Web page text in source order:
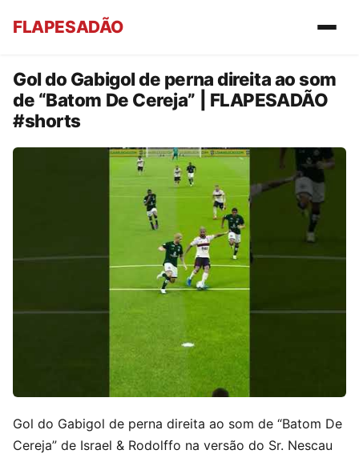
FLAPESADÃO
Gol do Gabigol de perna direita ao som
de “Batom De Cereja” | FLAPESADÃO
#shorts
Gol do Gabigol de perna direita ao som de “Batom De
Cereja” de Israel & Rodolffo na versão do Sr. Nescau